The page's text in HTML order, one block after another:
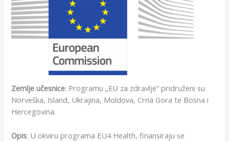
Zemlje učesnice: Programu „EU za zdravlje” pridruženi su
Norveška, Island, Ukrajina, Moldova, Crna Gora te Bosna i
Hercegovina.
Opis: U okviru programa EU4 Health, finansiraju se